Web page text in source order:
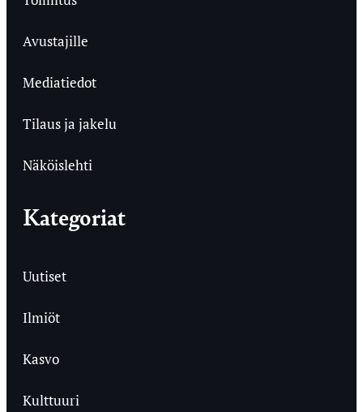
Avustajille
Mediatiedot
Tilaus ja jakelu
Näköislehti
Kategoriat
Uutiset
Ilmiöt
Kasvo
Kulttuuri